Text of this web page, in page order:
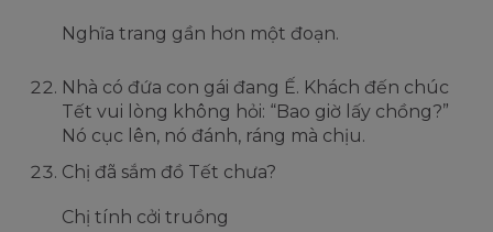
Nghĩa trang gần hơn một đoạn.
Nhà có đứa con gái đang Ế. Khách đến chúc
Tết vui lòng không hỏi: “Bao giờ lấy chồng?”
Nó cục lên, nó đánh, ráng mà chịu.
Chị đã sắm đồ Tết chưa?
Chị tính cởi truồng